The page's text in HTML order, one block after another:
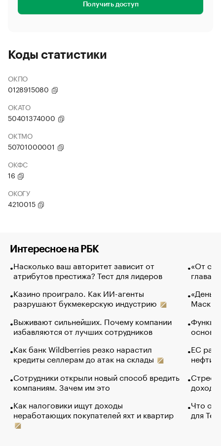
Получить доступ
Коды статистики
ОКПО
0128915080
ОКАТО
50401374000
ОКТМО
50701000001
ОКФС
16
ОКОГУ
4210015
Интересное на РБК
Насколько ваш авторитет зависит от
атрибутов престижа? Тест для лидеров
Казино проиграло. Как ИИ-агенты
разрушают букмекерскую индустрию
Выживают сильнейших. Почему компании
избавляются от лучших сотрудников
Как банк Wildberries резко нарастил
кредиты селлерам до атак на склады
Сотрудники открыли новый способ вредить
компаниям. Зачем им это
Как налоговики ищут доходы
неработающих покупателей яхт и квартир
«От
глава
Маск в
основ
ЕС
нефти
Что
для